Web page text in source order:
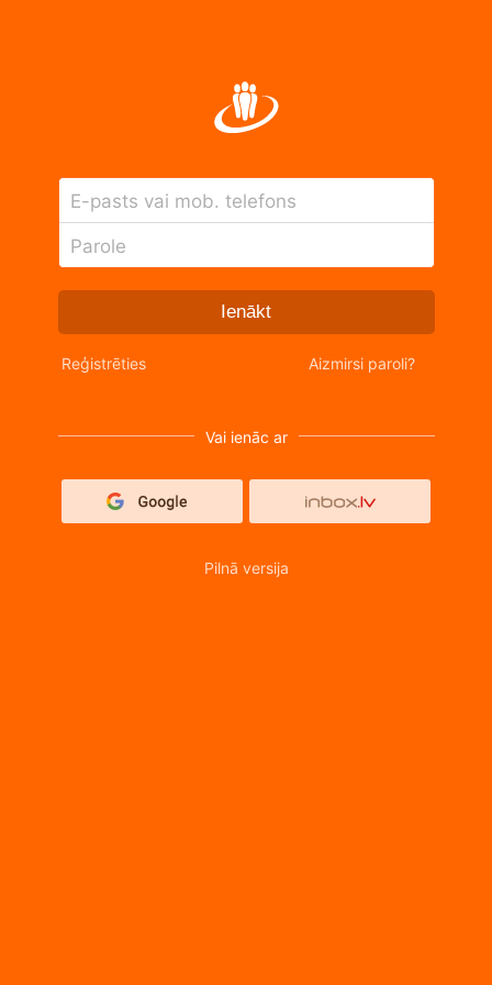
E-pasts vai mob. telefons
Parole
Ienākt
Reģistrēties Aizmirsi paroli?
Vai ienāc ar
Pilnā versija